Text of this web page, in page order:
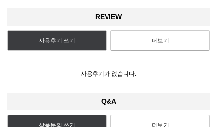
REVIEW
사용후기 쓰기 더보기
사용후기가 없습니다.
Q&A
상품문의 쓰기 더보기